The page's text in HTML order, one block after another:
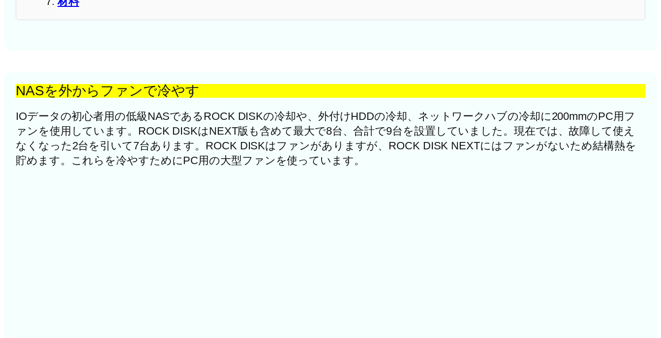
NASを外からファンで冷やす
IOデータの初心者用の低級NASであるROCK DISKの冷却や、外付けHDDの冷却、ネットワークハブの冷却に200mmのPC用フ
ァンを使用しています。ROCK DISKはNEXT版も含めて最大で8台、合計で9台を設置していました。現在では、故障して使え
なくなった2台を引いて7台あります。ROCK DISKはファンがありますが、ROCK DISK NEXTにはファンがないため結構熱を
貯めます。これらを冷やすためにPC用の大型ファンを使っています。